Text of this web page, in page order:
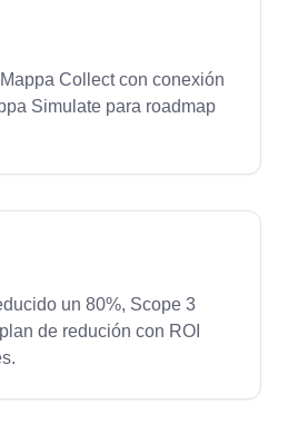
Collect con conexión
Simulate para roadmap
un 80%, Scope 3
de redución con ROI